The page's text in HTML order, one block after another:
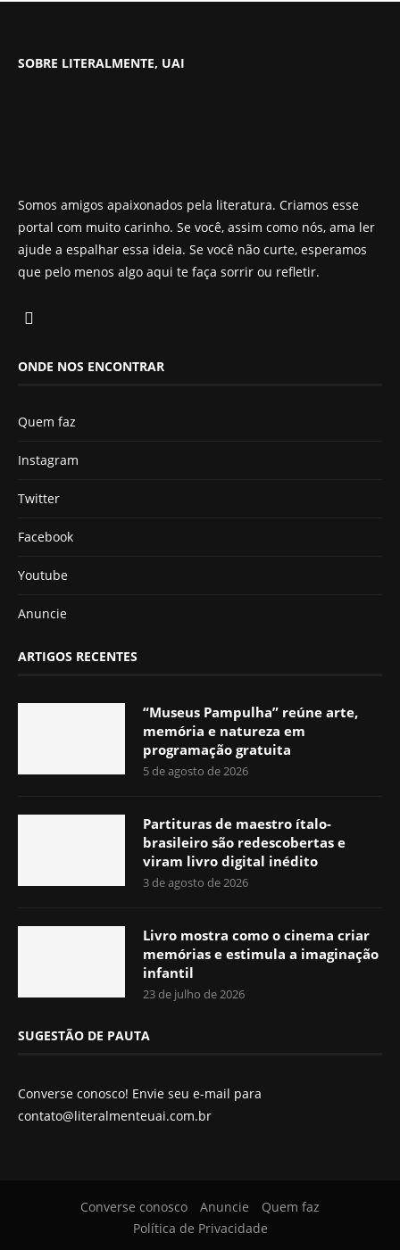
SOBRE LITERALMENTE, UAI
Somos amigos apaixonados pela literatura. Criamos esse
portal com muito carinho. Se você, assim como nós, ama ler
ajude a espalhar essa ideia. Se você não curte, esperamos
que pelo menos algo aqui te faça sorrir ou refletir.
ONDE NOS ENCONTRAR
Quem faz
Instagram
Twitter
Facebook
Youtube
Anuncie
ARTIGOS RECENTES
“Museus Pampulha” reúne arte,
memória e natureza em
programação gratuita
5 de agosto de 2026
Partituras de maestro ítalo-
brasileiro são redescobertas e
viram livro digital inédito
3 de agosto de 2026
Livro mostra como o cinema criar
memórias e estimula a imaginação
infantil
23 de julho de 2026
SUGESTÃO DE PAUTA
Converse conosco! Envie seu e-mail para
contato@literalmenteuai.com.br
Converse conosco Anuncie
Quem faz
Política de Privacidade